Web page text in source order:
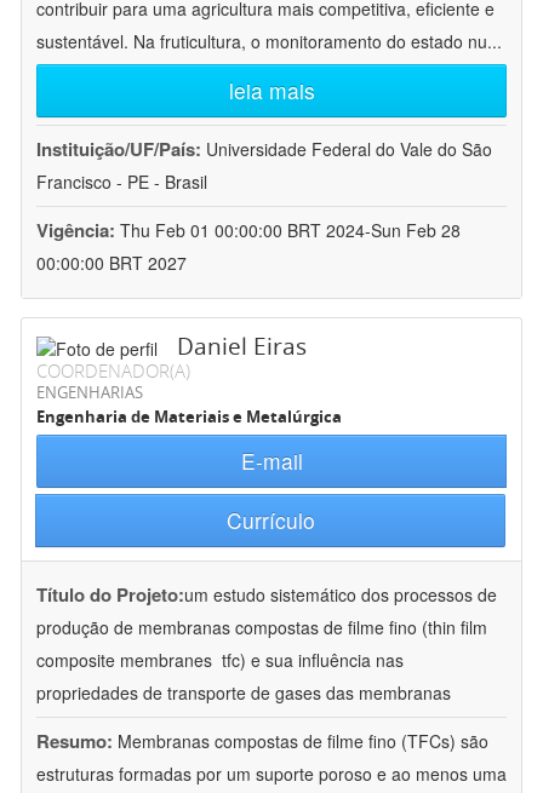
contribuir para uma agricultura mais competitiva, eficiente e
sustentável. Na fruticultura, o monitoramento do estado nu...
leia mais
Instituição/UF/País: Universidade Federal do Vale do São
Francisco - PE - Brasil
Vigência: Thu Feb 01 00:00:00 BRT 2024-Sun Feb 28
00:00:00 BRT 2027
Daniel Eiras
COORDENADOR(A)
ENGENHARIAS
Engenharia de Materiais e Metalúrgica
E-mail
Currículo
Título do Projeto:um estudo sistemático dos processos de
produção de membranas compostas de filme fino (thin film
composite membranes  tfc) e sua influência nas
propriedades de transporte de gases das membranas
Resumo: Membranas compostas de filme fino (TFCs) são
estruturas formadas por um suporte poroso e ao menos uma